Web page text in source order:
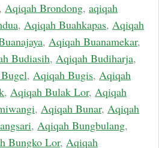
, Aqiqah Brondong, aqiqah
, Aqiqah Buahkapas, Aqiqah
, Aqiqah Buanamekar,
Budiasih, Aqiqah Budiharja,
, Aqiqah Bugis, Aqiqah
, Aqiqah Bulak Lor, Aqiqah
, Aqiqah Bunar, Aqiqah
, Aqiqah Bungbulang,
Bungko Lor, Aqiqah